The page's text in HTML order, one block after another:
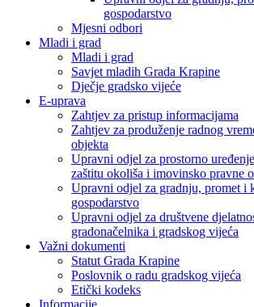
gospodarstvo
Mjesni odbori
Mladi i grad
Mladi i grad
Savjet mladih Grada Krapine
Dječje gradsko vijeće
E-uprava
Zahtjev za pristup informacijama
Zahtjev za produženje radnog
objekta
Upravni odjel za prostorno
zaštitu okoliša i imovinsko pravne
Upravni odjel za gradnju, promet i
gospodarstvo
Upravni odjel za društvene
gradonačelnika i gradskog vijeća
Važni dokumenti
Statut Grada Krapine
Poslovnik o radu gradskog vijeća
Etički kodeks
Informacije